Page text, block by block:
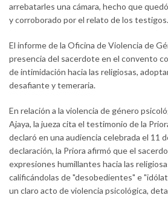
arrebatarles una cámara, hecho que
y corroborado por el relato de los testigos.
El informe de la Oficina de Violencia de
presencia del sacerdote en el convento
de intimidación hacia las religiosas,
desafiante y temeraria.
En relación a la violencia de género
Ajaya, la jueza cita el testimonio de la
declaró en una audiencia celebrada el 11
declaración, la Priora afirmó que el
expresiones humillantes hacia las
calificándolas de "desobedientes" e
un claro acto de violencia psicológica,